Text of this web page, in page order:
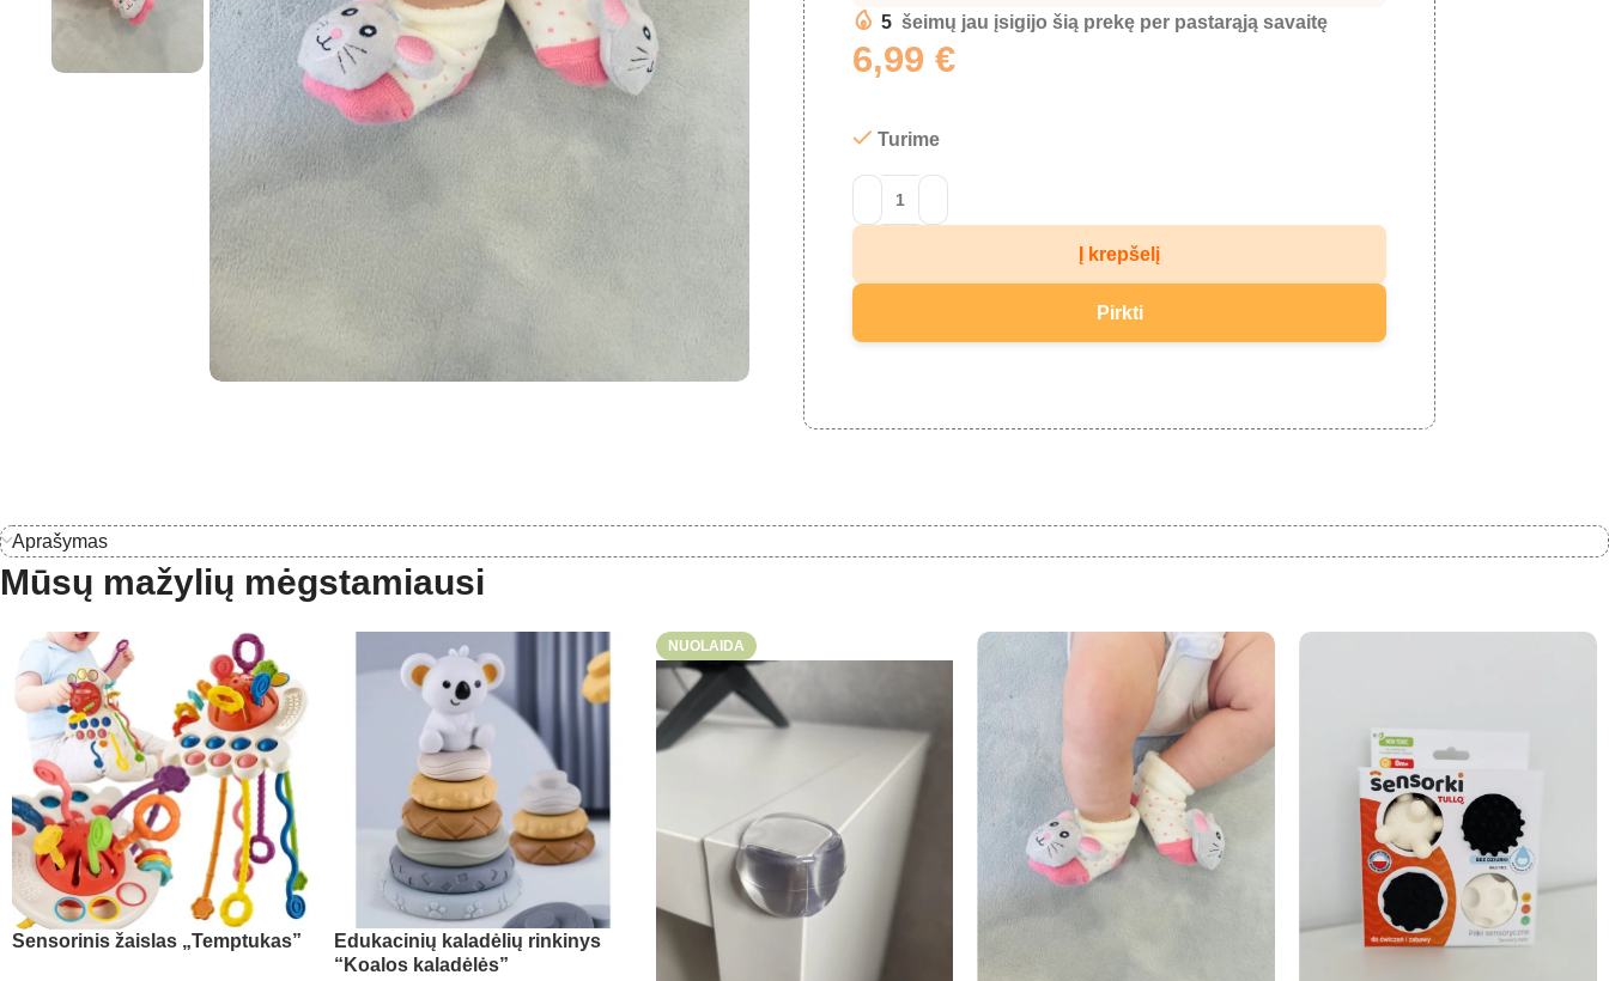
5 šeimų jau įsigijo šią prekę per pastarąją savaitę
6,99€
Turime
Į krepšelį
Pirkti
Aprašymas
Mūsų mažylių mėgstamiausi
Sensorinis žaislas „Temptukas”
Edukacinių kaladėlių rinkinys
“Koalos kaladėlės”
NUOLAIDA